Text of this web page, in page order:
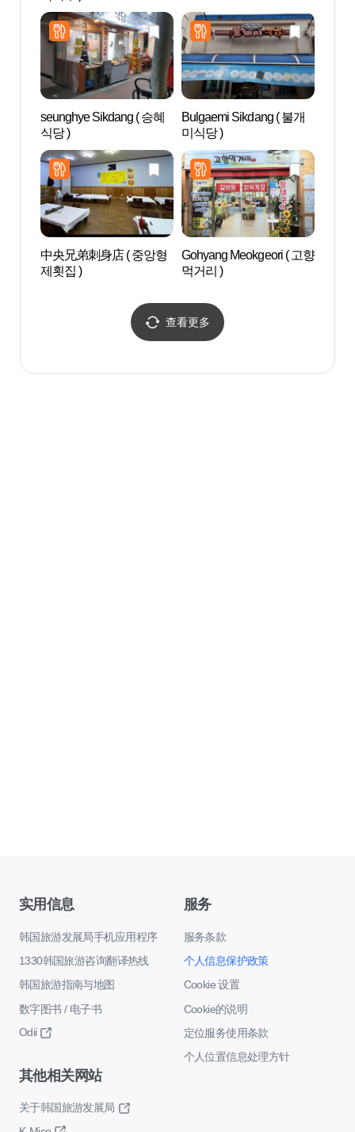
seunghye Sikdang ( 승혜
식당 )
Bulgaemi Sikdang ( 불개
미식당 )
中央兄弟刺身店 ( 중앙형
제횟집 )
Gohyang Meokgeori ( 고향
먹거리 )
查看更多
实用信息
韩国旅游发展局手机应用程序
1330韩国旅游咨询翻译热线
韩国旅游指南与地图
数字图书 / 电子书
Odii
服务
服务条款
个人信息保护政策
Cookie 设置
Cookie的说明
定位服务使用条款
个人位置信息处理方针
其他相关网站
关于韩国旅游发展局